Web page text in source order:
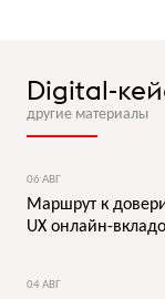
Digital-
другие материалы
06 АВГ
Маршрут к
UX онлайн-
04 АВГ